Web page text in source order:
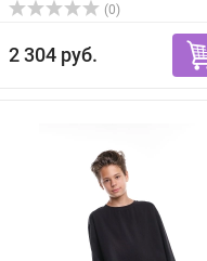
(0)
2 304 руб.